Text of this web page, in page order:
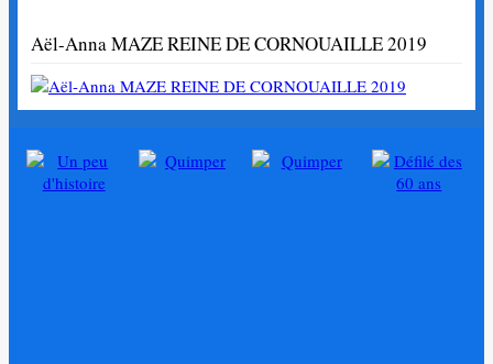
Aël-Anna MAZE REINE DE CORNOUAILLE 2019